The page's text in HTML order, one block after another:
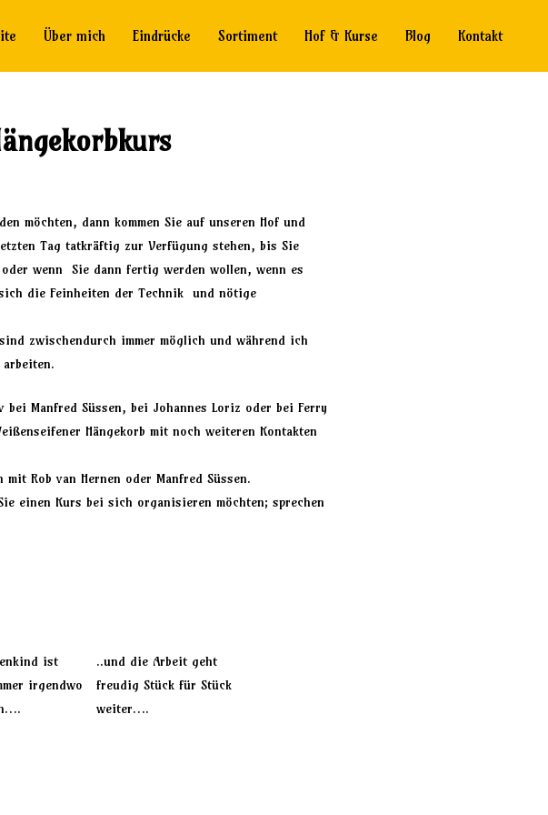
Über mich Eindrücke Sortiment Hof & Kurse Blog Kontakt
möchten, dann kommen Sie auf unseren Hof und
Tag tatkräftig zur Verfügung stehen, bis Sie
wenn Sie dann fertig werden wollen, wenn es
die Feinheiten der Technik und nötige
zwischendurch immer möglich und während ich
bei Manfred Süssen, bei Johannes Loriz oder bei Ferry
Hängekorb mit noch weiteren Kontakten
mit Rob van Hernen oder Manfred Süssen.
einen Kurs bei sich organisieren möchten; sprechen
ist
irgendwo
..und die Arbeit geht
freudig Stück für Stück
weiter….